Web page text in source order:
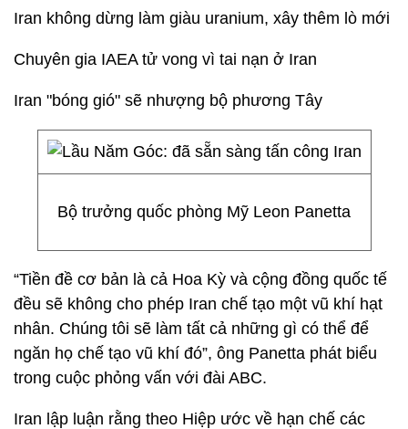
Iran không dừng làm giàu uranium, xây thêm lò mới
Chuyên gia IAEA tử vong vì tai nạn ở Iran
Iran "bóng gió" sẽ nhượng bộ phương Tây
Bộ trưởng quốc phòng Mỹ Leon Panetta
“Tiền đề cơ bản là cả Hoa Kỳ và cộng đồng quốc tế
đều sẽ không cho phép Iran chế tạo một vũ khí hạt
nhân. Chúng tôi sẽ làm tất cả những gì có thể để
ngăn họ chế tạo vũ khí đó”, ông Panetta phát biểu
trong cuộc phỏng vấn với đài ABC.
Iran lập luận rằng theo Hiệp ước về hạn chế các